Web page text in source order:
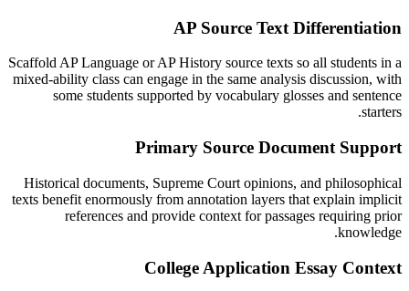
AP Source Text Differentiation
Scaffold AP Language or AP History source texts so all students in a
mixed-ability class can engage in the same analysis discussion, with
some students supported by vocabulary glosses and sentence
starters.
Primary Source Document Support
Historical documents, Supreme Court opinions, and philosophical
texts benefit enormously from annotation layers that explain implicit
references and provide context for passages requiring prior
knowledge.
College Application Essay Context